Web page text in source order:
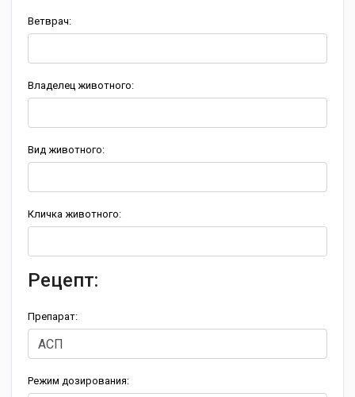
Ветврач:
Владелец животного:
Вид животного:
Кличка животного:
Рецепт:
Препарат:
Режим дозирования: